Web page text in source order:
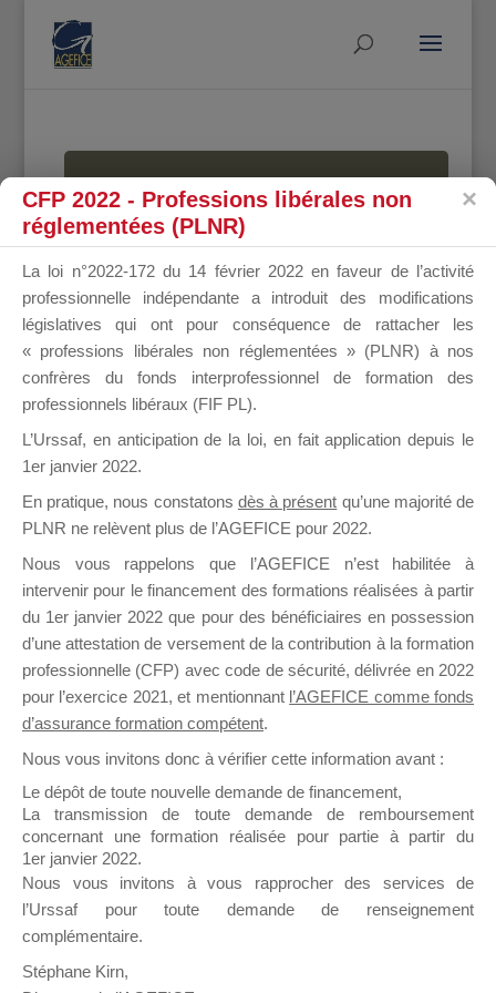
MALLETTE
DU
DIRIGEANT
Groupe Public
il y a un mois
Ce groupe est destiné aux Organismes de
Formation qui souhaitent répondre à l’Appel à
Propositions Mallette du Dirigeant.
sur lequel il est possible de laisser un message
ou poser une question.
NB : Il est nécessaire d’être
pouvoir rejoindre ce groupe
CFP 2022 - Professions libérales non
réglementées (PLNR)
La loi n°2022-172 du 14 février 2022 en faveur de l’activité
professionnelle indépendante a introduit des modifications
législatives qui ont pour conséquence de rattacher les
« professions libérales non réglementées » (PLNR) à nos
confrères du fonds interprofessionnel de formation des
professionnels libéraux (FIF PL).
L’Urssaf, en anticipation de la loi, en fait application depuis le
1er janvier 2022.
En pratique, nous constatons dès à présent qu’une majorité de
PLNR ne relèvent plus de l’AGEFICE pour 2022.
Nous vous rappelons que l’AGEFICE n’est habilitée à
intervenir pour le financement des formations réalisées à partir
du 1er janvier 2022 que pour des bénéficiaires en possession
d’une attestation de versement de la contribution à la formation
professionnelle (CFP) avec code de sécurité, délivrée en 2022
pour l’exercice 2021, et mentionnant l’AGEFICE comme fonds
d’assurance formation compétent.
Nous vous invitons donc à vérifier cette information avant :
Le dépôt de toute nouvelle demande de financement,
La transmission de toute demande de remboursement
concernant une formation réalisée pour partie à partir du
1er janvier 2022.
Nous vous invitons à vous rapprocher des services de
l’Urssaf pour toute demande de renseignement
complémentaire.
Stéphane Kirn,